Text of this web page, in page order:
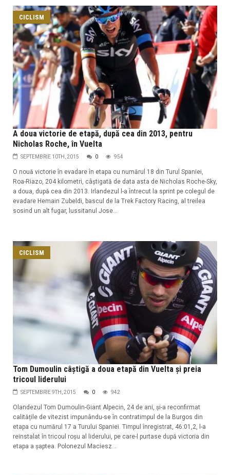
CICLISM
A doua victorie de etapă, după cea din 2013, pentru
Nicholas Roche, în Vuelta
SEPTEMBRIE 10TH, 2015 0 954
O nouă victorie în evadare în etapa cu numărul 18 din Turul Spaniei,
Roa-Riazo, 204 kilometri, câștigată de data asta de Nicholas Roche-Sky,
a doua, după cea din 2013. Irlandezul l-a întrecut la sprint pe colegul de
evadare Hemain Zubeldi, bascul de la Trek Factory Racing, al treilea
sosind un alt fugar, lussitanul Jose...
CICLISM
Tom Dumoulin câștigă a doua etapă din Vuelta și preia
tricoul liderului
SEPTEMBRIE 9TH, 2015 0 942
Olandezul Tom Dumoulin-Giant Alpecin, 24 de ani, și-a reconfirmat
calitățile de vitezist impunându-se în contratimpul de la Burgos din
etapa cu numărul 17 a Turului Spaniei. Timpul înregistrat, 46:01,2, l-a
reinstalat în tricoul roșu al liderului, pe care-l purtase după victoria din
etapa a șaptea. Polonezul Maciesz...